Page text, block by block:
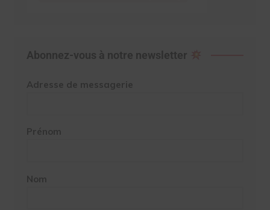
Abonnez-vous à notre newsletter
Adresse de messagerie
Prénom
Nom